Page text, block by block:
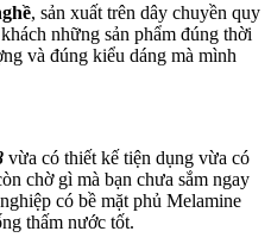
, sản xuất trên dây chuyền quy
những sản phẩm đúng thời
và đúng kiểu dáng mà mình
vừa có thiết kế tiện dụng vừa có
chờ gì mà bạn chưa sắm ngay
có bề mặt phủ Melamine
thấm nước tốt.